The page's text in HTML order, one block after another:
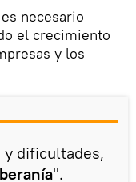
necesario
el crecimiento
y los
dificultades,
".